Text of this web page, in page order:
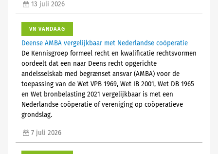
13 juli 2026
VN VANDAAG
Deense AMBA vergelijkbaar met Nederlandse coöperatie
De Kennisgroep formeel recht en kwalificatie rechtsvormen
oordeelt dat een naar Deens recht opgerichte
andelsselskab med begrænset ansvar (AMBA) voor de
toepassing van de Wet VPB 1969, Wet IB 2001, Wet DB 1965
en Wet bronbelasting 2021 vergelijkbaar is met een
Nederlandse coöperatie of vereniging op coöperatieve
grondslag.
7 juli 2026